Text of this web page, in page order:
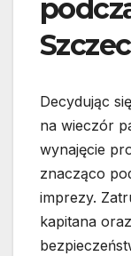
Decydując
na wieczór
wynajęcie
znacząco
imprezy.
kapitana